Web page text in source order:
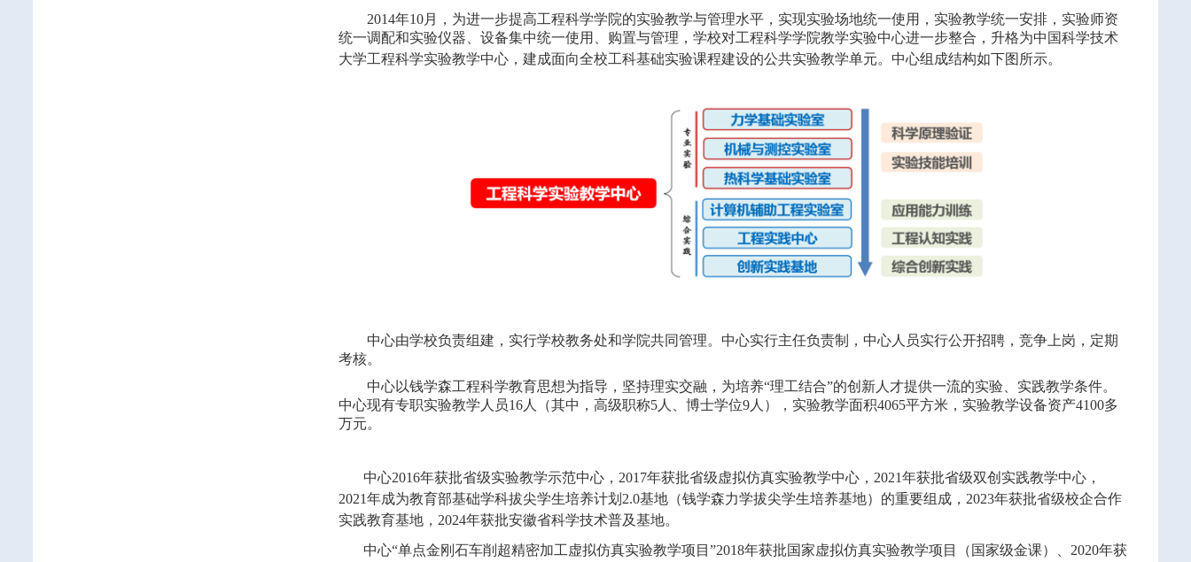
2014年10月，为进一步提高工程科学学院的实验教学与管理水平，实现实验场地统一使用，实验教学统一安排，实验师资
统一调配和实验仪器、设备集中统一使用、购置与管理，学校对工程科学学院教学实验中心进一步整合，升格为中国科学技术
大学工程科学实验教学中心，建成面向全校工科基础实验课程建设的公共实验教学单元。 中心组成结构如下图所示。
中心由学校负责组建，实行学校教务处和学院共同管理。中心实行主任负责制，中心人员实行公开招聘，竞争上岗，定期
考核。
中心以钱学森工程科学教育思想为指导，坚持理实交融，为培养“理工结合”的创新人才提供一流的实验、实践教学条件。
中心现有专职实验教学人员16 人（其中，高级职称5 人、博士学位9 人），实验教学面积4065平方米，实验教学设备资产4100多
万元。
中心2016年获批省级实验教学示范中心， 2017年获批省级虚拟仿真实验教学中心， 2021年获批省级双创实践教学中心，
2021年成为教育部基础学科拔尖学生培养计划 2.0基地（钱学森力学拔尖学生培养基地）的重要组成， 2023年获批省级校企合作
实践教育基地， 2024年获批安徽省科学技术普及基地。
中心“单点金刚石车削超精密加工虚拟仿真实验教学项目”2018年获批国家虚拟仿真实验教学项目（国家级金课）、 2020年获